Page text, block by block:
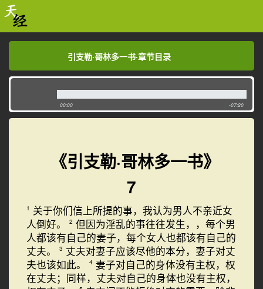
引支勒·哥林多一书·章节目录
引支勒·哥林多一书·章节目录
00:00 -07:20
《引支勒·哥林多一书》
7
1 关于你们信上所提的事，我认为男人不亲近女
人倒好。
2 但因为淫乱的事往往发生，，每个男
人都该有自己的妻子，每个女人也都该有自己的
丈夫。
3 丈夫对妻子应该尽他的本分，妻子对丈
夫也该如此。
4 妻子对自己的身体没有主权，权
在丈夫；同样，丈夫对自己的身体也没有主权，